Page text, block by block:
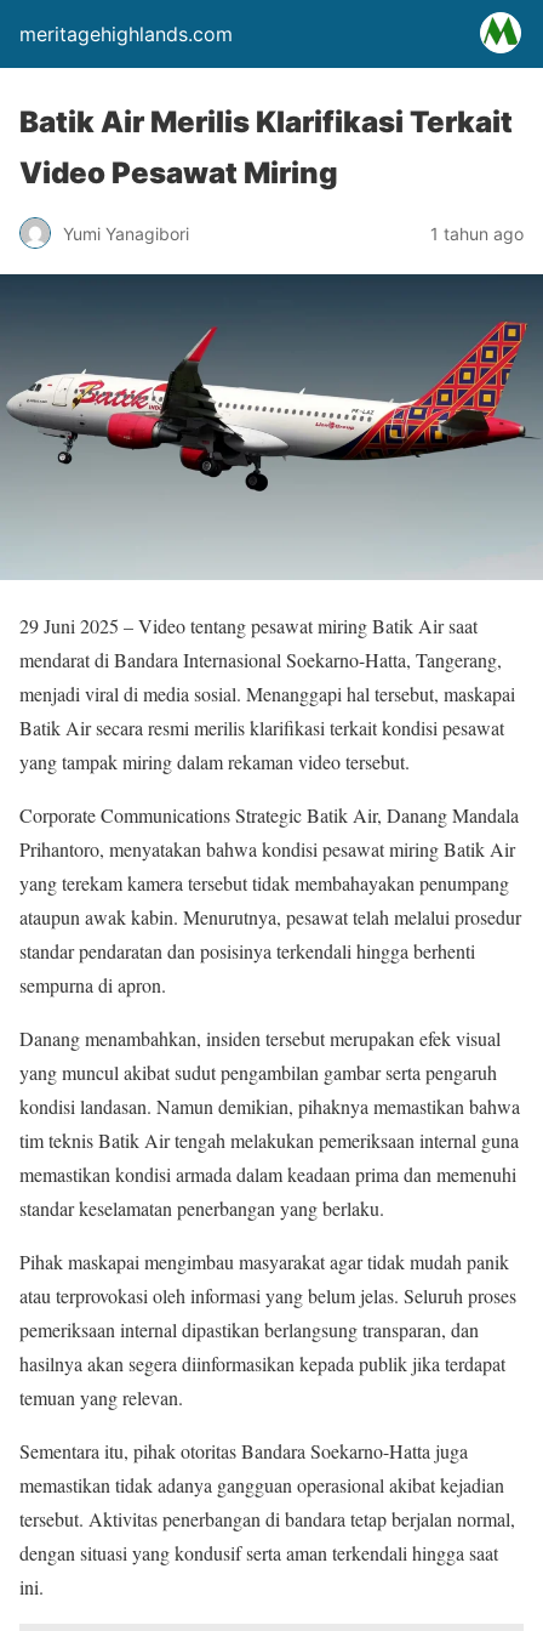
meritagehighlands.com
Batik Air Merilis Klarifikasi Terkait
Video Pesawat Miring
Yumi Yanagibori 1 tahun ago
29 Juni 2025 – Video tentang pesawat miring Batik Air saat
mendarat di Bandara Internasional Soekarno-Hatta, Tangerang,
menjadi viral di media sosial. Menanggapi hal tersebut, maskapai
Batik Air secara resmi merilis klarifikasi terkait kondisi pesawat
yang tampak miring dalam rekaman video tersebut.
Corporate Communications Strategic Batik Air, Danang Mandala
Prihantoro, menyatakan bahwa kondisi pesawat miring Batik Air
yang terekam kamera tersebut tidak membahayakan penumpang
ataupun awak kabin. Menurutnya, pesawat telah melalui prosedur
standar pendaratan dan posisinya terkendali hingga berhenti
sempurna di apron.
Danang menambahkan, insiden tersebut merupakan efek visual
yang muncul akibat sudut pengambilan gambar serta pengaruh
kondisi landasan. Namun demikian, pihaknya memastikan bahwa
tim teknis Batik Air tengah melakukan pemeriksaan internal guna
memastikan kondisi armada dalam keadaan prima dan memenuhi
standar keselamatan penerbangan yang berlaku.
Pihak maskapai mengimbau masyarakat agar tidak mudah panik
atau terprovokasi oleh informasi yang belum jelas. Seluruh proses
pemeriksaan internal dipastikan berlangsung transparan, dan
hasilnya akan segera diinformasikan kepada publik jika terdapat
temuan yang relevan.
Sementara itu, pihak otoritas Bandara Soekarno-Hatta juga
memastikan tidak adanya gangguan operasional akibat kejadian
tersebut. Aktivitas penerbangan di bandara tetap berjalan normal,
dengan situasi yang kondusif serta aman terkendali hingga saat
ini.